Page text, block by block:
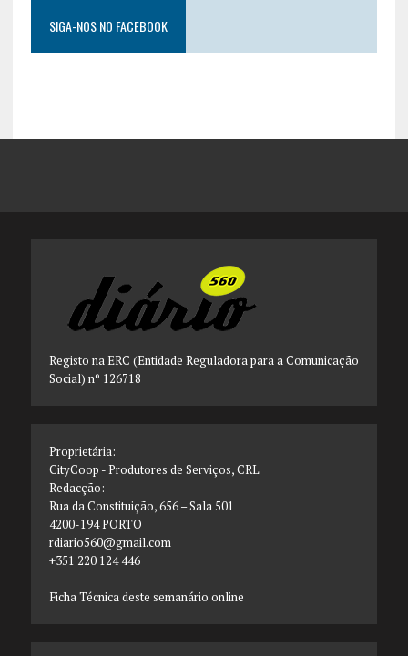
SIGA-NOS NO FACEBOOK
Registo na ERC (Entidade Reguladora para a Comunicação
Social) nº 126718
Proprietária:
CityCoop - Produtores de Serviços, CRL
Redacção:
Rua da Constituição, 656 – Sala 501
4200-194 PORTO
rdiario560@gmail.com
+351 220 124 446
Ficha Técnica deste semanário online